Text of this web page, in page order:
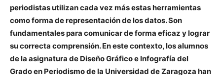
periodistas utilizan cada vez más estas herramientas
como forma de representación de los datos. Son
fundamentales para comunicar de forma eficaz y lograr
su correcta comprensión. En este contexto, los alumnos
de la asignatura de Diseño Gráfico e Infografía del
Grado en Periodismo de la Universidad de Zaragoza han